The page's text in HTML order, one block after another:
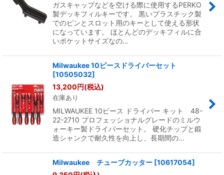
ガスキャップなどを空ける際に使用するPERKO
製デッキフィルキーです。 黒いプラスチック製
でのピンとスロット用のキーとして使える形状
になっています。 ほとんどのデッキフィルに合
いポケットサイズなの…
Milwaukee 10ピースドライバーセット
[10505032]
13,200円(税込)
在庫あり
MILWAUKEE 10ピース ドライバー キット 48-
22-2710 プロフェッショナルグレードのミルウ
ォーキー製ドライバーセット。 硬化チップと鍛
造シャンクで耐久性を向上し、長期間の…
Milwaukee チューブカッター [10617054]